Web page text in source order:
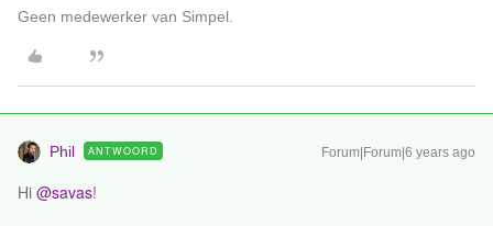
Geen medewerker van Simpel.
Phil ANTWOORD Forum|Forum|6 years ago
Hi @savas!